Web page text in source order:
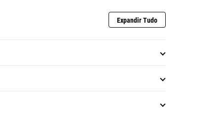
Expandir Tudo